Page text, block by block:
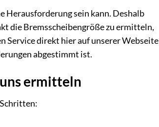
Herausforderung sein kann. Deshalb
die Bremsscheibengröße zu ermitteln,
Service direkt hier auf unserer Webseite
abgestimmt ist.
ermitteln